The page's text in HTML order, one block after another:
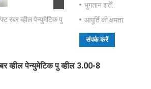
रबर व्हील पेन्युमेटिक पु
भुगतान शर्तें:
आपूर्ति की क्षमता:
संपर्क करें
व्हील पेन्युमेटिक पु व्हील 3.00-8